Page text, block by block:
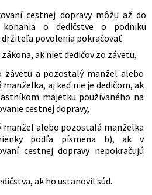
cestnej dopravy môžu až do
konania o dedičstve o podniku
povolenia pokračovať
ak niet dedičov zo závetu,
závetu a pozostalý manžel alebo
aj keď nie je dedičom, ak
majetku používaného na
cestnej dopravy,
manžel alebo pozostalá manželka
podľa písmena b), ak v
cestnej dopravy nepokračujú
ak ho ustanovil súd.